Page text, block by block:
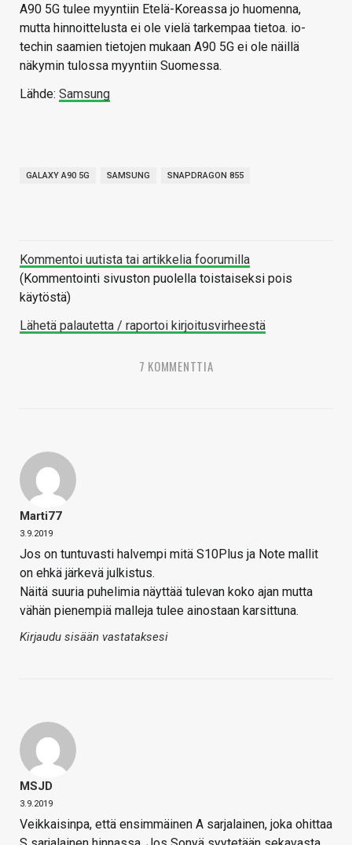
A90 5G tulee myyntiin Etelä-Koreassa jo huomenna,
mutta hinnoittelusta ei ole vielä tarkempaa tietoa. io-
techin saamien tietojen mukaan A90 5G ei ole näillä
näkymin tulossa myyntiin Suomessa.
Lähde: Samsung
GALAXY A90 5G SAMSUNG SNAPDRAGON 855
Kommentoi uutista tai artikkelia foorumilla
(Kommentointi sivuston puolella toistaiseksi pois
käytöstä)
Lähetä palautetta / raportoi kirjoitusvirheestä
7 KOMMENTTIA
Marti77
3.9.2019
Jos on tuntuvasti halvempi mitä S10Plus ja Note mallit
on ehkä järkevä julkistus.
Näitä suuria puhelimia näyttää tulevan koko ajan mutta
vähän pienempiä malleja tulee ainostaan karsittuna.
Kirjaudu sisään vastataksesi
MSJD
3.9.2019
Veikkaisinpa, että ensimmäinen A sarjalainen, joka ohittaa